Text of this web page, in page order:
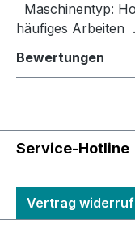
Maschinentyp:
häufiges Arbeiten
Bewertungen
Service-Hotline
Vertrag